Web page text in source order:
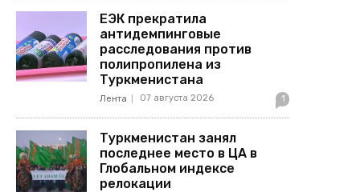
ЕЭК прекратила
антидемпинговые
расследования против
полипропилена из
Туркменистана
Лента 07 августа 2026 1
Туркменистан занял
последнее место в ЦА в
Глобальном индексе
релокации